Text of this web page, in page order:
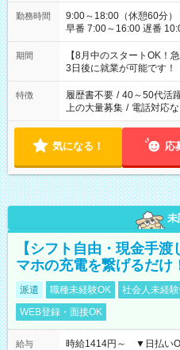
勤務時間
9:00～18:00（休憩60分） ■ご希望があれば下記シフトもOK！
早番 7:00～16:00 遅番 10:00
と休みを合わせたい」 「
「できれば残業はしたく
ね。 ※Wワーク希望の方へ 今ご覧のお仕事で希望する勤務時間
と、もう1つのお仕事の
合は応募できません。
期間
【8月中のスタートOK
3日後に就業が可能です！
特徴 履歴書不要 / 40～50代活
上の大量募集 / 電話対応な
気になる！ 応
未
【シフト自由・現金手
マホの充電を繋げるだけ
派遣 職種未経験OK 社会人未経
WEB登録・面接OK
給与
時給1414円～ ▼日払い